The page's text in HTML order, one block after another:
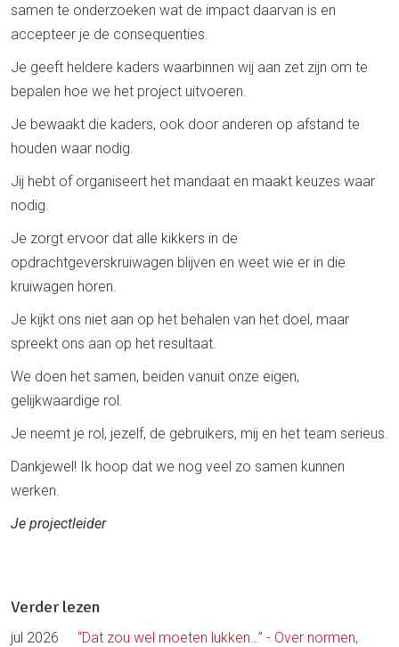
samen te onderzoeken wat de impact daarvan is en
accepteer je de consequenties.
Je geeft heldere kaders waarbinnen wij aan zet zijn om te
bepalen hoe we het project uitvoeren.
Je bewaakt die kaders, ook door anderen op afstand te
houden waar nodig.
Jij hebt of organiseert het mandaat en maakt keuzes waar
nodig.
Je zorgt ervoor dat alle kikkers in de
opdrachtgeverskruiwagen blijven en weet wie er in die
kruiwagen horen.
Je kijkt ons niet aan op het behalen van het doel, maar
spreekt ons aan op het resultaat.
We doen het samen, beiden vanuit onze eigen,
gelijkwaardige rol.
Je neemt je rol, jezelf, de gebruikers, mij en het team serieus.
Dankjewel! Ik hoop dat we nog veel zo samen kunnen
werken.
Je projectleider
Verder lezen
jul 2026
“Dat zou wel moeten lukken…” - Over normen,